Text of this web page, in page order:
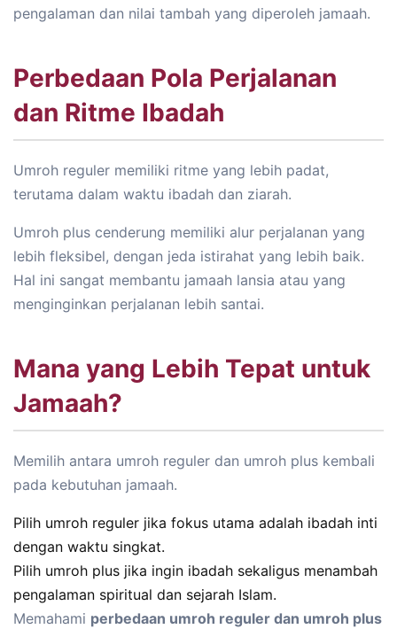
pengalaman dan nilai tambah yang diperoleh jamaah.
Perbedaan Pola Perjalanan
dan Ritme Ibadah
Umroh reguler memiliki ritme yang lebih padat,
terutama dalam waktu ibadah dan ziarah.
Umroh plus cenderung memiliki alur perjalanan yang
lebih fleksibel, dengan jeda istirahat yang lebih baik.
Hal ini sangat membantu jamaah lansia atau yang
menginginkan perjalanan lebih santai.
Mana yang Lebih Tepat untuk
Jamaah?
Memilih antara umroh reguler dan umroh plus kembali
pada kebutuhan jamaah.
Pilih umroh reguler jika fokus utama adalah ibadah inti
dengan waktu singkat.
Pilih umroh plus jika ingin ibadah sekaligus menambah
pengalaman spiritual dan sejarah Islam.
Memahami perbedaan umroh reguler dan umroh plus